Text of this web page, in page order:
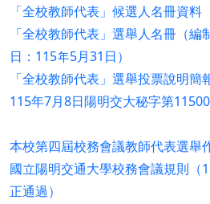
「全校教師代表」候選人名冊資料
「全校教師代表」選舉人名冊（
日：115年5月31日）
「全校教師代表」選舉投票說明簡
115年7月8日陽明交大秘字第
本校第四屆校務會議教師代表選舉
國立陽明交通大學校務會議規則（
正通過）